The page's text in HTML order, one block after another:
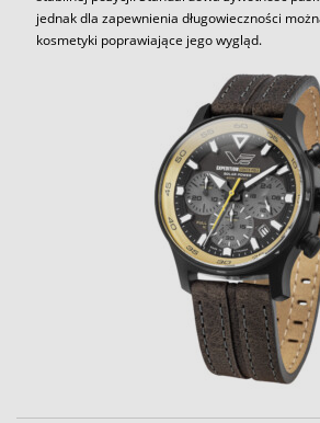
jednak dla zapewnienia długowieczności
kosmetyki poprawiające jego wygląd.